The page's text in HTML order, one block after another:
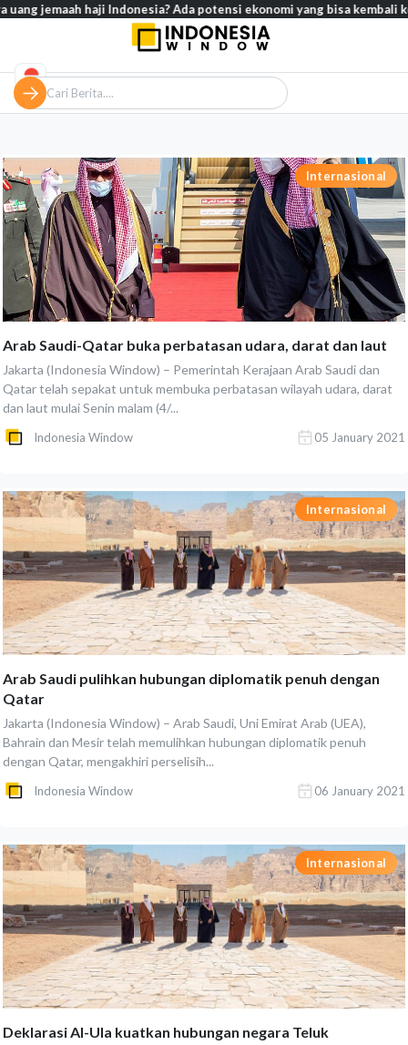
Internasional
Arab Saudi-Qatar buka perbatasan udara, darat dan laut
Jakarta (Indonesia Window) – Pemerintah Kerajaan Arab Saudi dan
Qatar telah sepakat untuk membuka perbatasan wilayah udara, darat
dan laut mulai Senin malam (4/...
Indonesia Window 05 January 2021
Internasional
Arab Saudi pulihkan hubungan diplomatik penuh dengan
Qatar
Jakarta (Indonesia Window) – Arab Saudi, Uni Emirat Arab (UEA),
Bahrain dan Mesir telah memulihkan hubungan diplomatik penuh
dengan Qatar, mengakhiri perselisih...
Indonesia Window 06 January 2021
Internasional
Deklarasi Al-Ula kuatkan hubungan negara Teluk
jemaah haji Indonesia? Ada potensi ekonomi yang bisa kembali ke